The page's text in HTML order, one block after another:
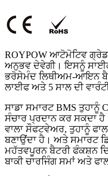
ROYPOW ਆਟੋਮੋਟਿਵ
ਅਨੁਭਵ ਦੇਵੇਗੀ। ਇਸਨੂੰ
ਭਰੋਸੇਮੰਦ ਲਿਥੀਅਮ-ਆਇਨ
ਲਾਈਫ ਅਤੇ 5 ਸਾਲ ਦੀ
ਸਾਡਾ ਸਮਾਰਟ BMS ਤੁਹਾਨੂੰ
ਸੰਚਾਰ ਪ੍ਰਦਾਨ ਕਰ ਸਕਦਾ
ਵਾਲਾ ਸੌਫਟਵੇਅਰ, ਤੁਹਾਨੂੰ
ਬਣਾਉਂਦਾ ਹੈ। ਅਤੇ ਸਮਾਰਟ
ਮਹੱਤਵਪੂਰਨ ਬੈਟਰੀ ਫੰਕਸ਼ਨ
ਬਾਕੀ ਚਾਰਜਿੰਗ ਸਮਾਂ ਅਤੇ